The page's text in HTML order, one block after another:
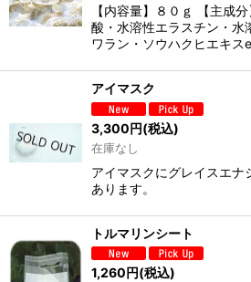
【内容量】８０ｇ 【主成
酸・水溶性エラスチン・水
ワラン・ソウハクヒエキ
アイマスク
3,300円(税込)
在庫なし
アイマスクにグレイスエナ
あります。
トルマリンシート
1,260円(税込)